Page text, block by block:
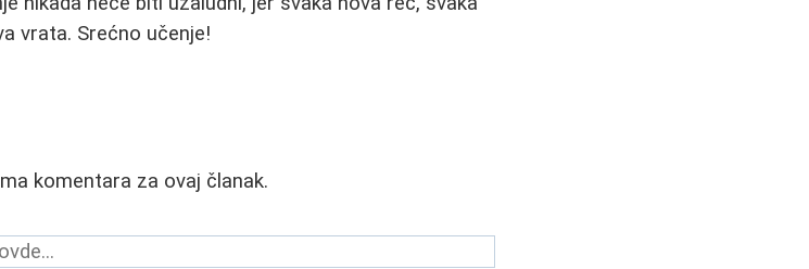
vrata. Srećno učenje!
komentara za ovaj članak.